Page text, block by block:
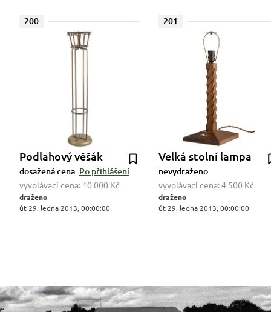
200
Podlahový věšák
dosažená cena: Po přihlášení
vyvolávací cena: 10 000 Kč
draženo
út 29. ledna 2013, 00:00:00
201
Velká stolní lampa
nevydraženo
vyvolávací cena:4 500 Kč
draženo
út 29. ledna 2013, 00:00:00